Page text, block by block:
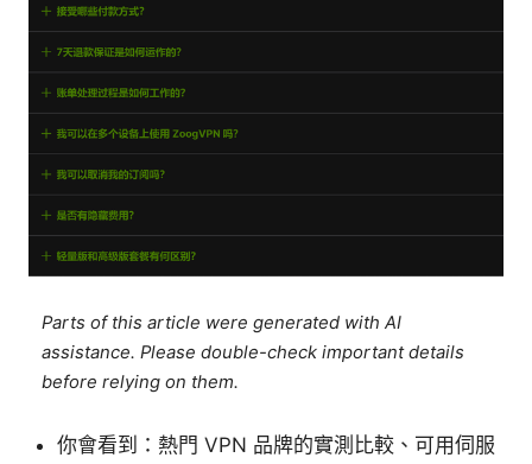
Parts of this article were generated with AI
assistance. Please double-check important details
before relying on them.
你會看到：熱門 VPN 品牌的實測比較、可用伺服